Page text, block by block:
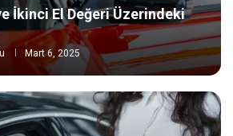
İkinci El Değeri Üzerindeki
Mart 6, 2025